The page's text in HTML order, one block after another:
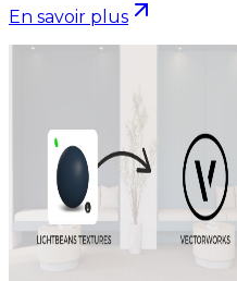
En savoir plus